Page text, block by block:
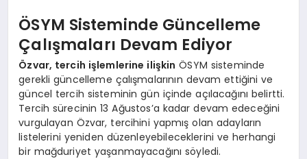
ÖSYM Sisteminde Güncelleme
Çalışmaları Devam Ediyor
Özvar, tercih işlemlerine ilişkin ÖSYM sisteminde
gerekli güncelleme çalışmalarının devam ettiğini ve
güncel tercih sisteminin gün içinde açılacağını belirtti.
Tercih sürecinin 13 Ağustos’a kadar devam edeceğini
vurgulayan Özvar, tercihini yapmış olan adayların
listelerini yeniden düzenleyebileceklerini ve herhangi
bir mağduriyet yaşanmayacağını söyledi.